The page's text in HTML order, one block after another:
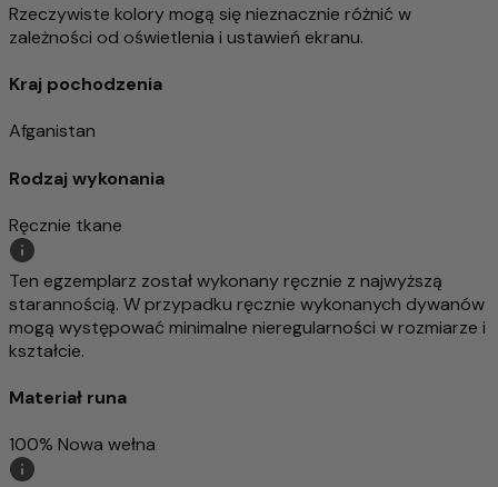
Rzeczywiste kolory mogą się nieznacznie różnić w
zależności od oświetlenia i ustawień ekranu.
Kraj pochodzenia
Afganistan
Rodzaj wykonania
Ręcznie tkane
Ten egzemplarz został wykonany ręcznie z najwyższą
starannością. W przypadku ręcznie wykonanych dywanów
mogą występować minimalne nieregularności w rozmiarze i
kształcie.
Materiał runa
100% Nowa wełna